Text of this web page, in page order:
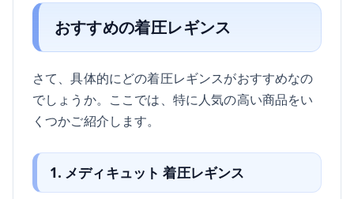
おすすめの着圧レギンス
さて、具体的にどの着圧レギンスがおすすめなの
でしょうか。ここでは、特に人気の高い商品をい
くつかご紹介します。
1. メディキュット 着圧レギンス